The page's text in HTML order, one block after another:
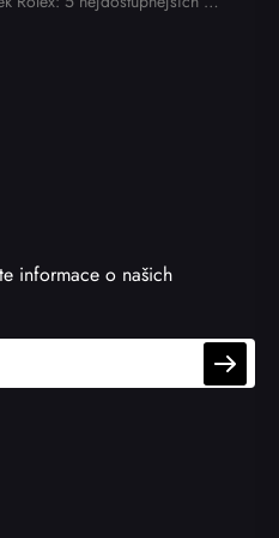
informace o našich